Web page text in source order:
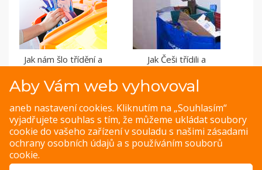
Jak nám šlo třídění a
roce 2018?
Jak Češi třídili a
v roce 2019?
NEJČTENĚJŠÍ ČLÁNKY
Aby Vám web vyhovoval
aneb nastavení cookies. Kliknutím na „Souhlasím“
vyjadřujete souhlas s tím, že můžeme ukládat soubory
cookie do vašeho zařízení v souladu s našimi zásadami
ochrany osobních údajů a s používáním souborů
cookie.